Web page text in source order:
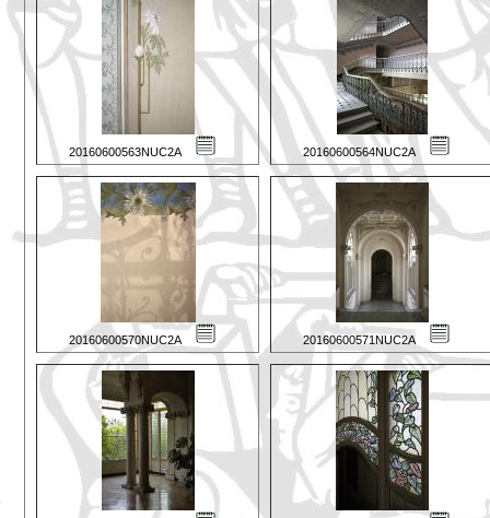
20160600563NUC2A 20160600564NUC2A
20160600570NUC2A 20160600571NUC2A